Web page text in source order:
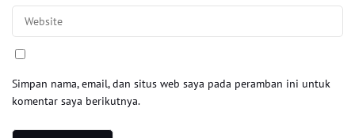
Simpan nama, email, dan situs web saya pada peramban ini untuk
komentar saya berikutnya.